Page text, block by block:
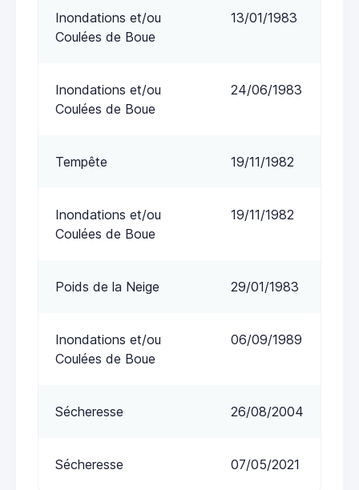
Inondations et/ou
Coulées de Boue
13/01/1983
Inondations et/ou
Coulées de Boue
24/06/1983
Tempête 19/11/1982
Inondations et/ou
Coulées de Boue
19/11/1982
Poids de la Neige 29/01/1983
Inondations et/ou
Coulées de Boue
06/09/1989
Sécheresse 26/08/2004
Sécheresse 07/05/2021